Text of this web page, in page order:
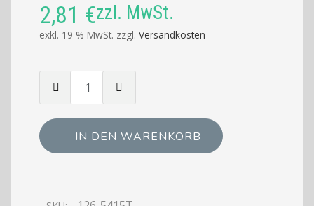
2,81 €zzl. MwSt.
exkl. 19 % MwSt. zzgl. Versandkosten
von
LINE
Gastronormdeckel
IN DEN WARENKORB